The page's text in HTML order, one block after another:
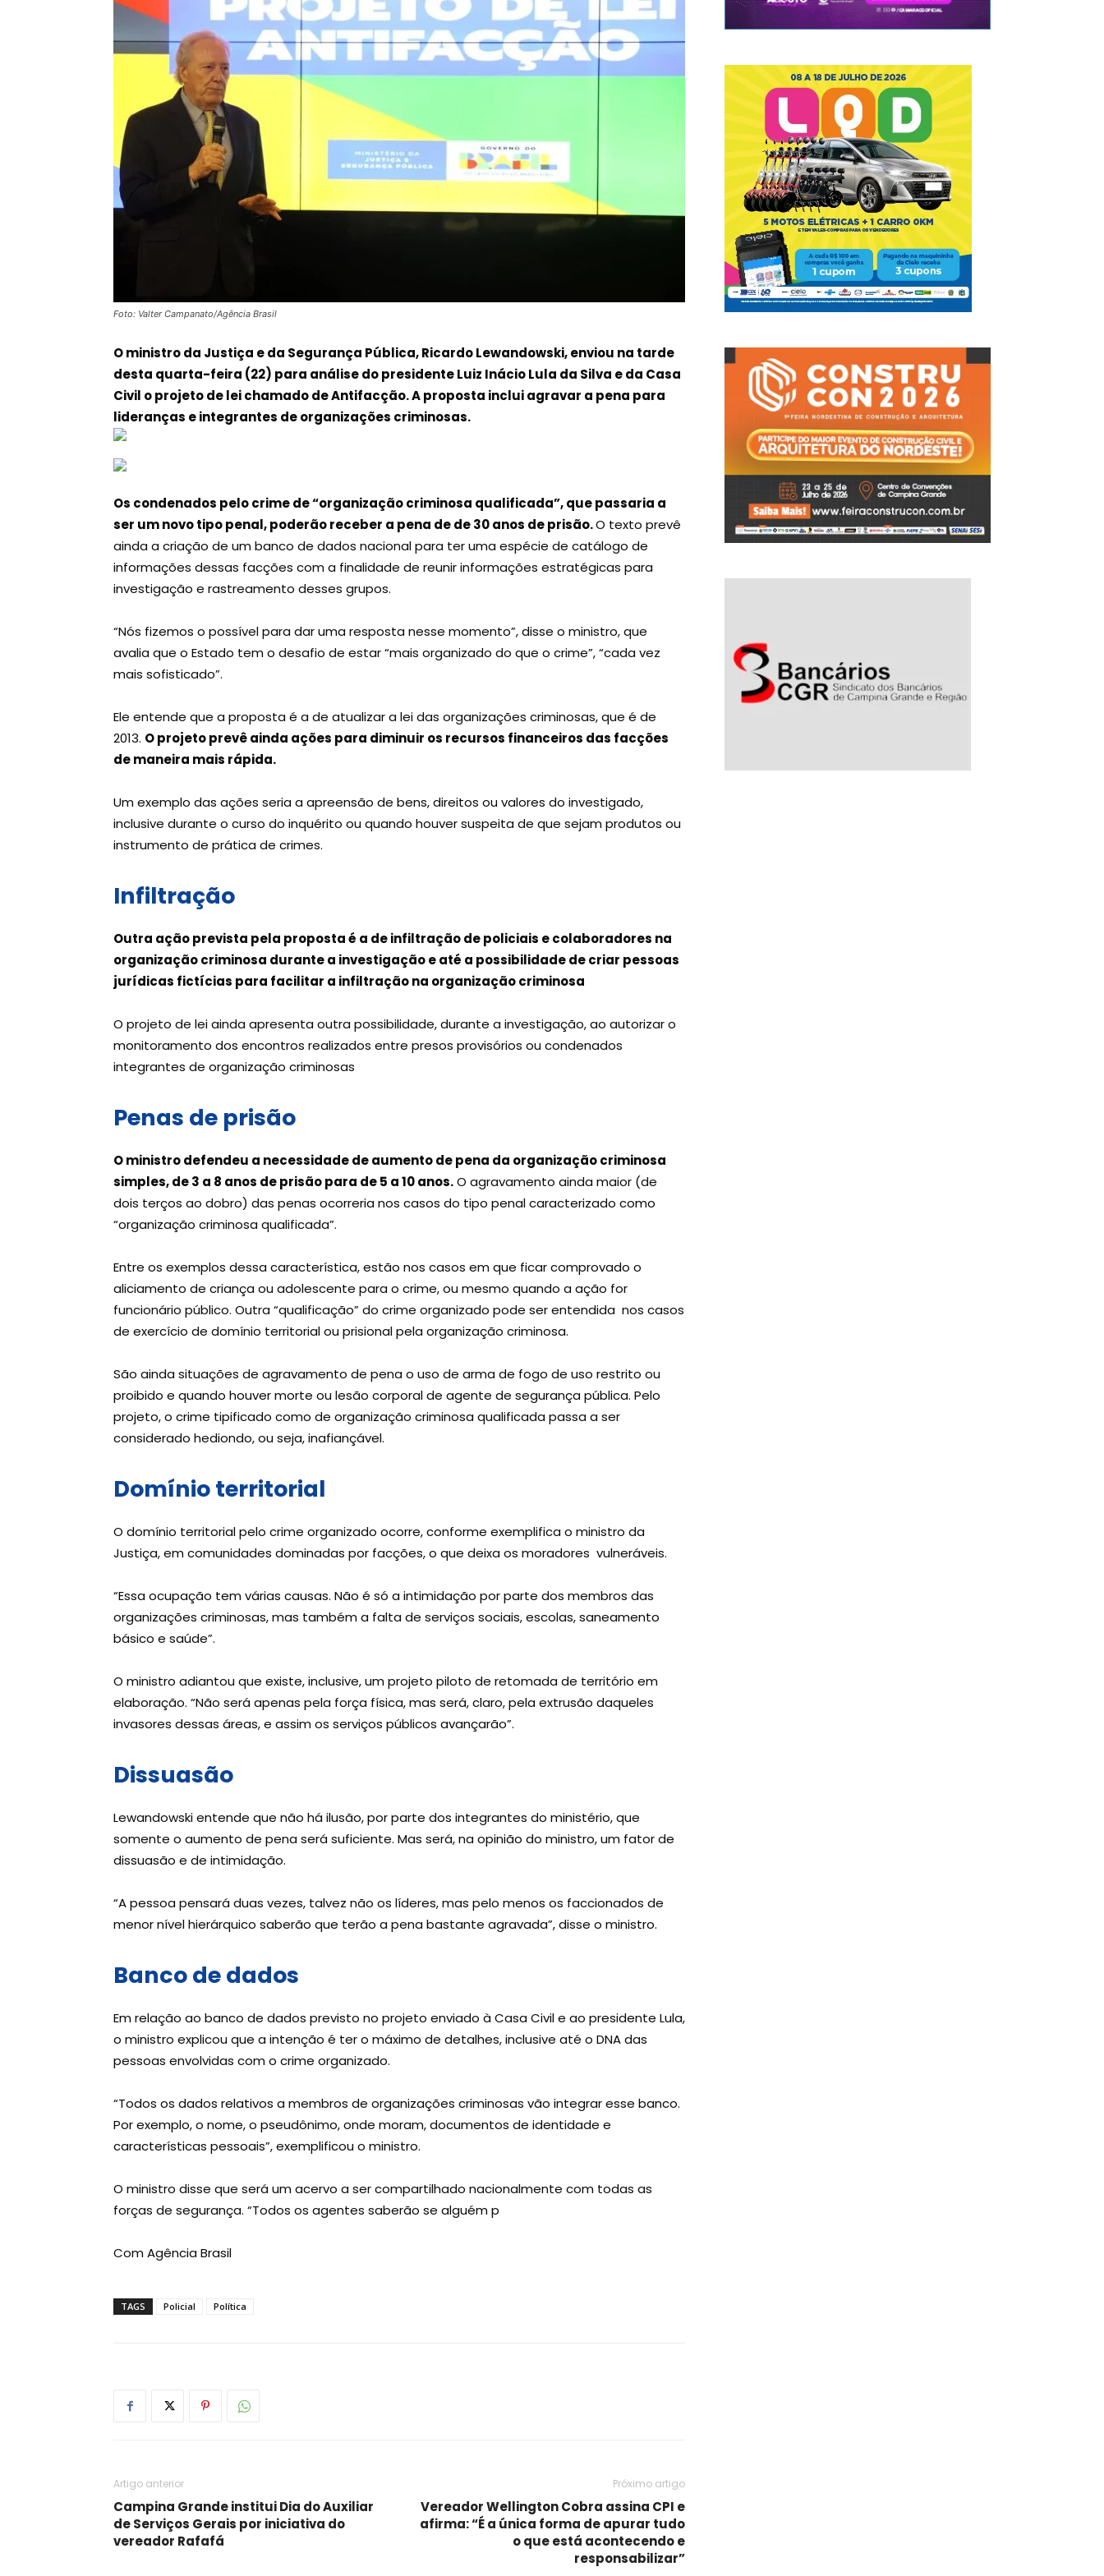
Foto: Valter Campanato/Agência Brasil
O ministro da Justiça e da Segurança Pública, Ricardo Lewandowski, enviou na tarde
desta quarta-feira (22) para análise do presidente Luiz Inácio Lula da Silva e da Casa
Civil o projeto de lei chamado de Antifacção. A proposta inclui agravar a pena para
lideranças e integrantes de organizações criminosas.
Os condenados pelo crime de “organização criminosa qualificada”, que passaria a
ser um novo tipo penal, poderão receber a pena de de 30 anos de prisão.O texto prevê
ainda a criação de um banco de dados nacional para ter uma espécie de catálogo de
informações dessas facções com a finalidade de reunir informações estratégicas para
investigação e rastreamento desses grupos.
“Nós fizemos o possível para dar uma resposta nesse momento”, disse o ministro, que
avalia que o Estado tem o desafio de estar “mais organizado do que o crime”, “cada vez
mais sofisticado”.
Ele entende que a proposta é a de atualizar a lei das organizações criminosas, que é de
2013. O projeto prevê ainda ações para diminuir os recursos financeiros das facções
de maneira mais rápida.
Um exemplo das ações seria a apreensão de bens, direitos ou valores do investigado,
inclusive durante o curso do inquérito ou quando houver suspeita de que sejam produtos ou
instrumento de prática de crimes.
Infiltração
Outra ação prevista pela proposta é a de infiltração de policiais e colaboradores na
organização criminosa durante a investigação e até a possibilidade de criar pessoas
jurídicas fictícias para facilitar a infiltração na organização criminosa
O projeto de lei ainda apresenta outra possibilidade, durante a investigação, ao autorizar o
monitoramento dos encontros realizados entre presos provisórios ou condenados
integrantes de organização criminosas
Penas de prisão
O ministro defendeu a necessidade de aumento de pena da organização criminosa
simples, de 3 a 8 anos de prisão para de 5 a 10 anos.O agravamento ainda maior (de
dois terços ao dobro) das penas ocorreria nos casos do tipo penal caracterizado como
“organização criminosa qualificada”.
Entre os exemplos dessa característica, estão nos casos em que ficar comprovado o
aliciamento de criança ou adolescente para o crime, ou mesmo quando a ação for
funcionário público. Outra “qualificação” do crime organizado pode ser entendida nos casos
de exercício de domínio territorial ou prisional pela organização criminosa.
São ainda situações de agravamento de pena o uso de arma de fogo de uso restrito ou
proibido e quando houver morte ou lesão corporal de agente de segurança pública. Pelo
projeto, o crime tipificado como de organização criminosa qualificada passa a ser
considerado hediondo, ou seja, inafiançável.
Domínio territorial
O domínio territorial pelo crime organizado ocorre, conforme exemplifica o ministro da
Justiça, em comunidades dominadas por facções, o que deixa os moradores vulneráveis.
“Essa ocupação tem várias causas. Não é só a intimidação por parte dos membros das
organizações criminosas, mas também a falta de serviços sociais, escolas, saneamento
básico e saúde”.
O ministro adiantou que existe, inclusive, um projeto piloto de retomada de território em
elaboração. “Não será apenas pela força física, mas será, claro, pela extrusão daqueles
invasores dessas áreas, e assim os serviços públicos avançarão”.
Dissuasão
Lewandowski entende que não há ilusão, por parte dos integrantes do ministério, que
somente o aumento de pena será suficiente. Mas será, na opinião do ministro, um fator de
dissuasão e de intimidação.
“A pessoa pensará duas vezes, talvez não os líderes, mas pelo menos os faccionados de
menor nível hierárquico saberão que terão a pena bastante agravada”, disse o ministro.
Banco de dados
Em relação ao banco de dados previsto no projeto enviado à Casa Civil e ao presidente Lula,
o ministro explicou que a intenção é ter o máximo de detalhes, inclusive até o DNA das
pessoas envolvidas com o crime organizado.
“Todos os dados relativos a membros de organizações criminosas vão integrar esse banco.
Por exemplo, o nome, o pseudônimo, onde moram, documentos de identidade e
características pessoais”, exemplificou o ministro.
O ministro disse que será um acervo a ser compartilhado nacionalmente com todas as
forças de segurança. “Todos os agentes saberão se alguém p
Com Agência Brasil
TAGS Policial Política
Artigo anterior
Campina Grande institui Dia do Auxiliar
de Serviços Gerais por iniciativa do
vereador Rafafá
Próximo artigo
Vereador Wellington Cobra assina CPI e
afirma: “É a única forma de apurar tudo
o que está acontecendo e
responsabilizar”